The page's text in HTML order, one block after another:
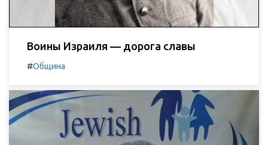
Воины Израиля — дорога славы
#Община